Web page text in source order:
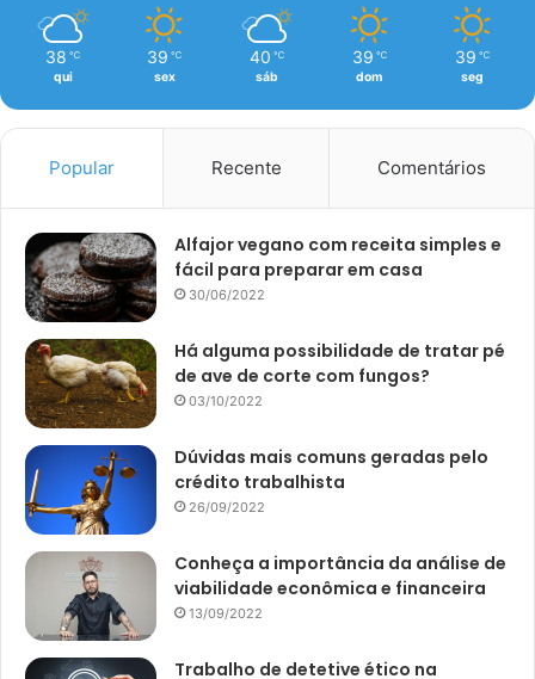
38 ℃
qui
39 ℃
sex
40 ℃
sáb
39 ℃
dom
39 ℃
seg
Popular Recente Comentários
Alfajor vegano com receita simples e
fácil para preparar em casa
30/06/2022
Há alguma possibilidade de tratar pé
de ave de corte com fungos?
03/10/2022
Dúvidas mais comuns geradas pelo
crédito trabalhista
26/09/2022
Conheça a importância da análise de
viabilidade econômica e financeira
13/09/2022
Trabalho de detetive ético na